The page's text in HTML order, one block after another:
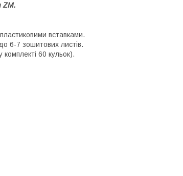
ZM.
вставками.
6-7 зошитових листів.
60 кульок).